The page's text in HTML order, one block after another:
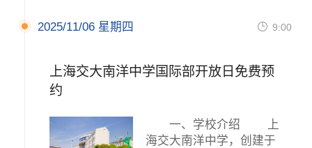
2025/11/06 星期四  9:00
上海交大南洋中学国际部开放日免费预
约
一、学校介绍 上
海交大南洋中学，创建于